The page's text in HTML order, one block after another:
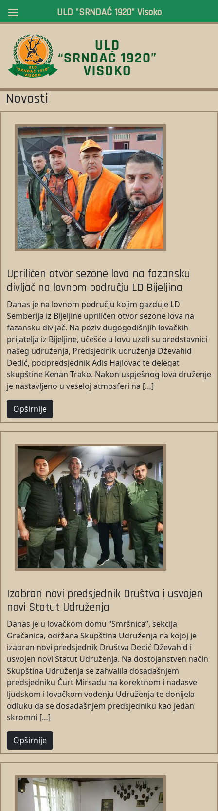
Novosti
Upriličen otvor sezone lova na fazansku
divljač na lovnom području LD Bijeljina
Danas je na lovnom području kojim gazduje LD
Semberija iz Bijeljine upriličen otvor sezone lova na
fazansku divljač. Na poziv dugogodišnjih lovačkih
prijatelja iz Bijeljine, učešće u lovu uzeli su predstavnici
našeg udruženja, Predsjednik udruženja Dževahid
Dedić, podpredsjednik Adis Hajlovac te delegat
skupštine Kenan Trako. Nakon uspješnog lova druženje
je nastavljeno u veseloj atmosferi na […]
Opširnije
Izabran novi predsjednik Društva i usvojen
novi Statut Udruženja
Danas je u lovačkom domu “Smršnica”, sekcija
Gračanica, održana Skupština Udruženja na kojoj je
izabran novi predsjednik Društva Dedić Dževahid i
usvojen novi Statut Udruženja. Na dostojanstven način
Skupština Udruženja se zahvalila dosadašnjem
predsjedniku Čurt Mirsadu na korektnom i nadasve
ljudskom i lovačkom vođenju Udruženja te donijela
odluku da se dosadašnjem predsjedniku kao jedan
skromni […]
Opširnije
ULD "SRNDAĆ 1920" Visoko